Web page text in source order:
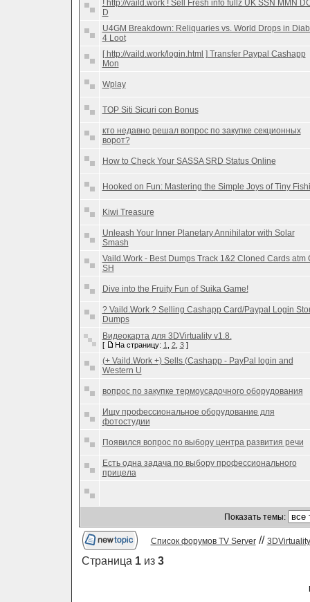
! http://vaild.work ! Sell Fresh info fullz UK SSN MMN
D
U4GM Breakdown: Reliquaries vs. World Drops in
4 Loot
[ http://vaild.work/login.html ] Transfer Paypal Cashapp
Mon
Wplay
TOP Siti Sicuri con Bonus
кто недавно решал вопрос по закупке секционных
ворот?
How to Check Your SASSA SRD Status Online
Hooked on Fun: Mastering the Simple Joys of Tiny
Kiwi Treasure
Unleash Your Inner Planetary Annihilator with Solar
Smash
Vaild.Work - Best Dumps Track 1&2 Cloned Cards atm
SH
Dive into the Fruity Fun of Suika Game!
? Vaild.Work ? Selling Cashapp Card/Paypal Login
Dumps
Видеокарта для 3DVirtuality v1.8.
[ На страницу: 1 2, 3]
(+ Vaild.Work +) Sells (Cashapp - PayPal login and
Western U
вопрос по закупке термоусадочного оборудования
Ищу профессиональное оборудование для
фотостудии
Появился вопрос по выбору центра развития речи
Есть одна задача по выбору профессионального
прицела
Показать темы:
Список форумов TV Server// 3DVirtuality
Страница 1из 3